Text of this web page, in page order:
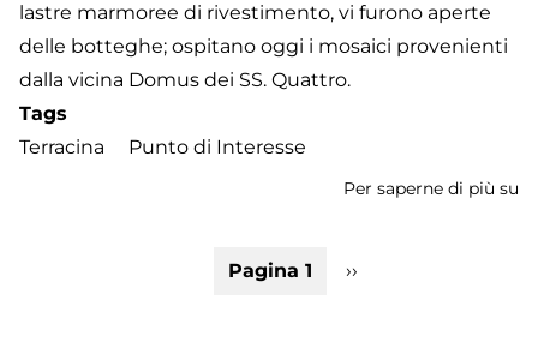
lastre marmoree di rivestimento, vi furono aperte
delle botteghe; ospitano oggi i mosaici provenienti
dalla vicina Domus dei SS. Quattro.
Tags
Terracina
Punto di Interesse
Per saperne di più su
Pagina 1
Pagina
››